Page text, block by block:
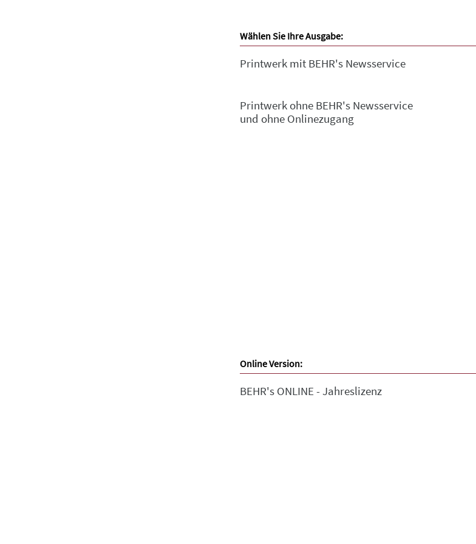
Wählen Sie Ihre Ausgabe:
Printwerk mit BEHR's Newsservice
Printwerk ohne BEHR's Newsservice
und ohne Onlinezugang
Online Version:
BEHR's ONLINE - Jahreslizenz